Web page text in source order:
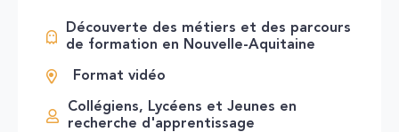
Découverte des métiers et des parcours
de formation en Nouvelle-Aquitaine
Format vidéo
Collégiens, Lycéens et Jeunes en
recherche d'apprentissage